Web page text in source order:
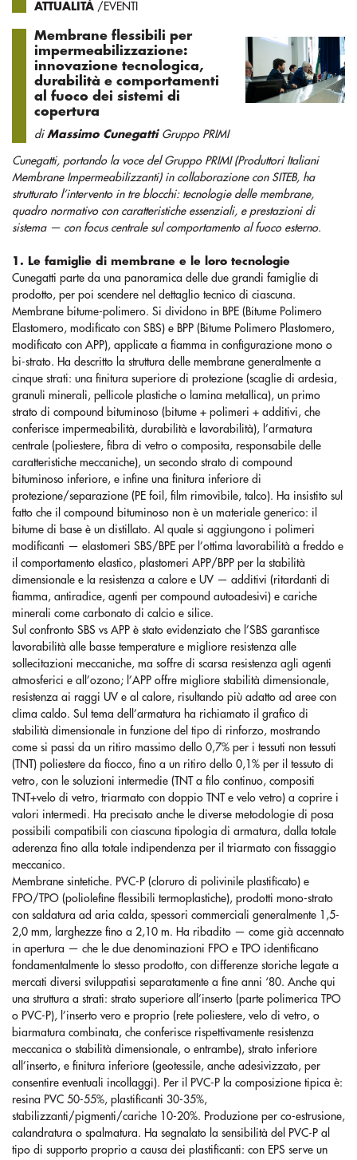
ATTUALITÀ /EVENTI
Membrane flessibili per
impermeabilizzazione:
innovazione tecnologica,
durabilità e comportamenti
al fuoco dei sistemi di
copertura
di Massimo Cunegatti Gruppo PRIMI
Cunegatti, portando la voce del Gruppo PRIMI (Produttori Italiani
Membrane Impermeabilizzanti) in collaborazione con SITEB, ha
strutturato l’intervento in tre blocchi: tecnologie delle membrane,
quadro normativo con caratteristiche essenziali, e prestazioni di
sistema — con focus centrale sul comportamento al fuoco esterno.
1. Le famiglie di membrane e le loro tecnologie
Cunegatti parte da una panoramica delle due grandi famiglie di
prodotto, per poi scendere nel dettaglio tecnico di ciascuna.
Membrane bitume-polimero. Si dividono in BPE (Bitume Polimero
Elastomero, modificato con SBS) e BPP (Bitume Polimero Plastomero,
modificato con APP), applicate a fiamma in configurazione mono o
bi-strato. Ha descritto la struttura delle membrane generalmente a
cinque strati: una finitura superiore di protezione (scaglie di ardesia,
granuli minerali, pellicole plastiche o lamina metallica), un primo
strato di compound bituminoso (bitume + polimeri + additivi, che
conferisce impermeabilità, durabilità e lavorabilità), l’armatura
centrale (poliestere, fibra di vetro o composita, responsabile delle
caratteristiche meccaniche), un secondo strato di compound
bituminoso inferiore, e infine una finitura inferiore di
protezione/separazione (PE foil, film rimovibile, talco). Ha insistito sul
fatto che il compound bituminoso non è un materiale generico: il
bitume di base è un distillato. Al quale si aggiungono i polimeri
modificanti — elastomeri SBS/BPE per l’ottima lavorabilità a freddo e
il comportamento elastico, plastomeri APP/BPP per la stabilità
dimensionale e la resistenza a calore e UV — additivi (ritardanti di
fiamma, antiradice, agenti per compound autoadesivi) e cariche
minerali come carbonato di calcio e silice.
Sul confronto SBS vs APP è stato evidenziato che l’SBS garantisce
lavorabilità alle basse temperature e migliore resistenza alle
sollecitazioni meccaniche, ma soffre di scarsa resistenza agli agenti
atmosferici e all’ozono; l’APP offre migliore stabilità dimensionale,
resistenza ai raggi UV e al calore, risultando più adatto ad aree con
clima caldo. Sul tema dell’armatura ha richiamato il grafico di
stabilità dimensionale in funzione del tipo di rinforzo, mostrando
come si passi da un ritiro massimo dello 0,7% per i tessuti non tessuti
(TNT) poliestere da fiocco, fino a un ritiro dello 0,1% per il tessuto di
vetro, con le soluzioni intermedie (TNT a filo continuo, compositi
TNT+velo di vetro, triarmato con doppio TNT e velo vetro) a coprire i
valori intermedi. Ha precisato anche le diverse metodologie di posa
possibili compatibili con ciascuna tipologia di armatura, dalla totale
aderenza fino alla totale indipendenza per il triarmato con fissaggio
meccanico.
Membrane sintetiche. PVC-P (cloruro di polivinile plastificato) e
FPO/TPO (poliolefine flessibili termoplastiche), prodotti mono-strato
con saldatura ad aria calda, spessori commerciali generalmente 1,5-
2,0 mm, larghezze fino a 2,10 m. Ha ribadito — come già accennato
in apertura — che le due denominazioni FPO e TPO identificano
fondamentalmente lo stesso prodotto, con differenze storiche legate a
mercati diversi sviluppatisi separatamente a fine anni ‘80. Anche qui
una struttura a strati: strato superiore all’inserto (parte polimerica TPO
o PVC-P), l’inserto vero e proprio (rete poliestere, velo di vetro, o
biarmatura combinata, che conferisce rispettivamente resistenza
meccanica o stabilità dimensionale, o entrambe), strato inferiore
all’inserto, e finitura inferiore (geotessile, anche adesivizzato, per
consentire eventuali incollaggi). Per il PVC-P la composizione tipica è:
resina PVC 50-55%, plastificanti 30-35%,
stabilizzanti/pigmenti/cariche 10-20%. Produzione per co-estrusione,
calandratura o spalmatura. Ha segnalato la sensibilità del PVC-P al
tipo di supporto proprio a causa dei plastificanti: con EPS serve un